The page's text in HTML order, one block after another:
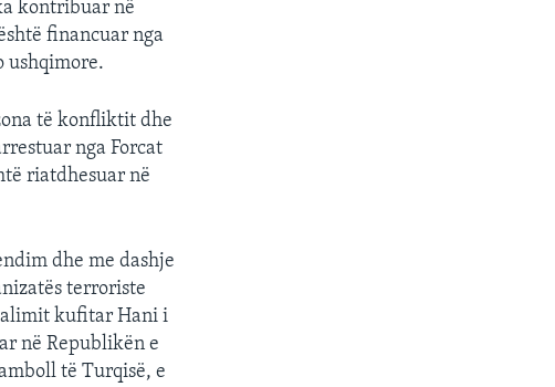
kontribuar në
financuar nga
ushqimore.
të konfliktit dhe
nga Forcat
riatdhesuar në
dhe me dashje
terroriste
kufitar Hani i
në Republikën e
të Turqisë, e